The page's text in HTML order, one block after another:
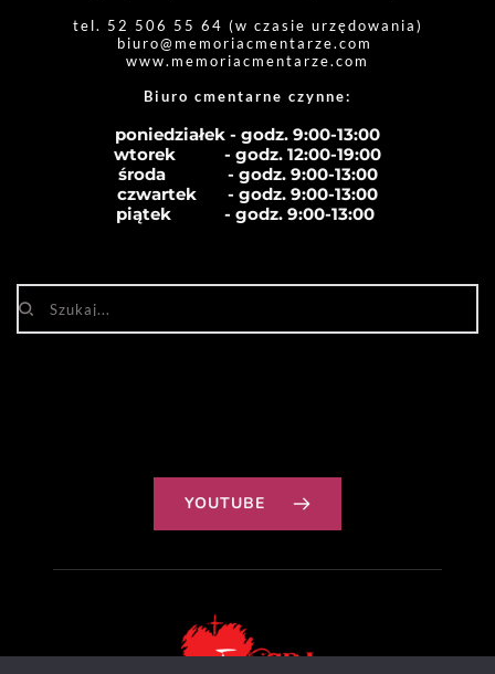
tel. 52 506 55 64 (w czasie urzędowania)
biuro@memoriacmentarze.com
www.memoriacmentarze.com
Biuro cmentarne czynne:
poniedziałek - godz. 9:00-13:00
wtorek           - godz. 12:00-19:00
środa              - godz. 9:00-13:00
czwartek       - godz. 9:00-13:00
piątek            - godz. 9:00-13:00
YOUTUBE